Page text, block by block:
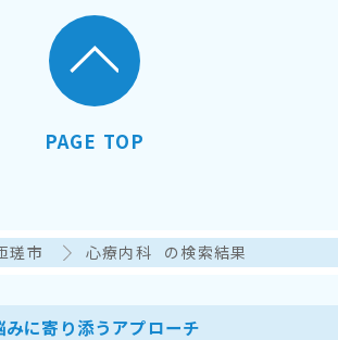
PAGE TOP
瑳市 心療内科 の検索結果
みに寄り添うアプローチ